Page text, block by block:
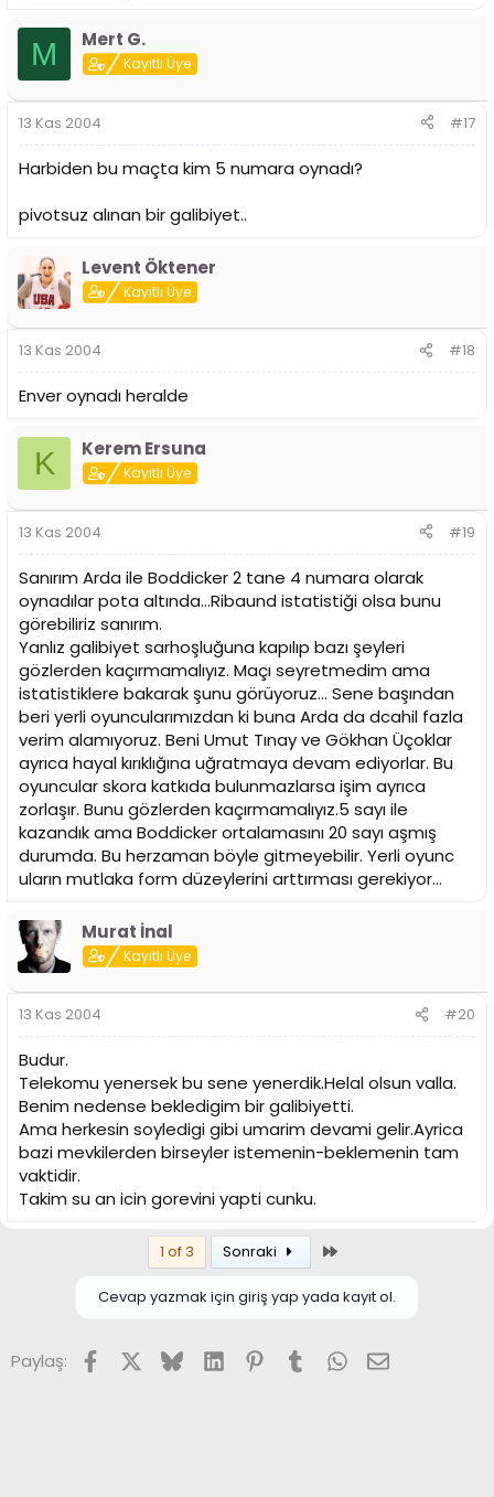
M Mert G.
Kayıtlı Üye
13 Kas 2004 #17
Harbiden bu maçta kim 5 numara oynadı?
pivotsuz alınan bir galibiyet..
Levent Öktener
Kayıtlı Üye
13 Kas 2004 #18
Enver oynadı heralde
K Kerem Ersuna
Kayıtlı Üye
13 Kas 2004 #19
Sanırım Arda ile Boddicker 2 tane 4 numara olarak
oynadılar pota altında...Ribaund istatistiği olsa bunu
görebiliriz sanırım.
Yanlız galibiyet sarhoşluğuna kapılıp bazı şeyleri
gözlerden kaçırmamalıyız. Maçı seyretmedim ama
istatistiklere bakarak şunu görüyoruz... Sene başından
beri yerli oyuncularımızdan ki buna Arda da dcahil fazla
verim alamıyoruz. Beni Umut Tınay ve Gökhan Üçoklar
ayrıca hayal kırıklığına uğratmaya devam ediyorlar. Bu
oyuncular skora katkıda bulunmazlarsa işim ayrıca
zorlaşır. Bunu gözlerden kaçırmamalıyız.5 sayı ile
kazandık ama Boddicker ortalamasını 20 sayı aşmış
durumda. Bu herzaman böyle gitmeyebilir. Yerli oyunc
uların mutlaka form düzeylerini arttırması gerekiyor...
Murat İnal
Kayıtlı Üye
13 Kas 2004 #20
Budur.
Telekomu yenersek bu sene yenerdik.Helal olsun valla.
Benim nedense bekledigim bir galibiyetti.
Ama herkesin soyledigi gibi umarim devami gelir.Ayrica
bazi mevkilerden birseyler istemenin-beklemenin tam
vaktidir.
Takim su an icin gorevini yapti cunku.
1 of 3 Sonraki
Cevap yazmak için giriş yap yada kayıt ol.
Paylaş: FacebookX (Twitter)
BlueskyLinkedInPinterest
TumblrWhatsApp
E-posta